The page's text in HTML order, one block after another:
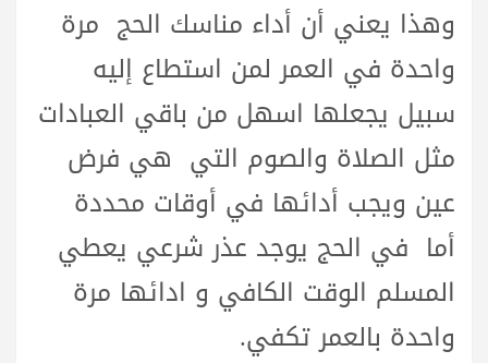
وهذا يعني أن أداء مناسك الحج مرة
واحدة في العمر لمن استطاع إليه
سبيل يجعلها اسهل من باقي العبادات
مثل الصلاة والصوم التي هي فرض
عين ويجب أدائها في أوقات محددة
أما في الحج يوجد عذر شرعي يعطي
المسلم الوقت الكافي و ادائها مرة
واحدة بالعمر تكفي.